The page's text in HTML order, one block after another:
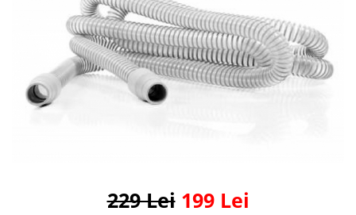
Masti Discontinued (Nu se mai
Perna CPAP
Blocare/ Fixare barbie
Preventie iritatia pielii
Huse dispozitive
Alimentatoare si baterii CPAP
229 Lei 199 Lei